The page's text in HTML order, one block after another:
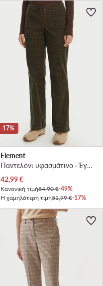
-17%
Element
Παντελόνι υφασμάτινο · Έγχρωμο · Regular Fit
Τρέχουσα τιμή
42,99€
Κανονική τιμή84,90 €-49%
Η χαμηλότερη τιμή51,99 €-17%